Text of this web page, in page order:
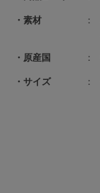
素材
原産国
サイズ